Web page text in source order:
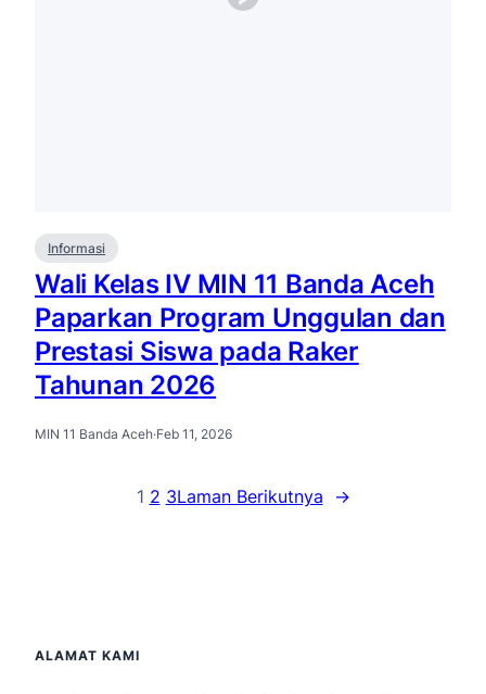
Informasi
Wali Kelas IV MIN 11 Banda Aceh
Paparkan Program Unggulan dan
Prestasi Siswa pada Raker
Tahunan 2026
MIN 11 Banda Aceh·Feb 11, 2026
1 2 3Laman Berikutnya →
ALAMAT KAMI